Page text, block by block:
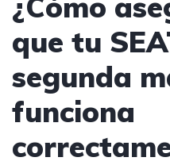
que tu
segunda
funciona